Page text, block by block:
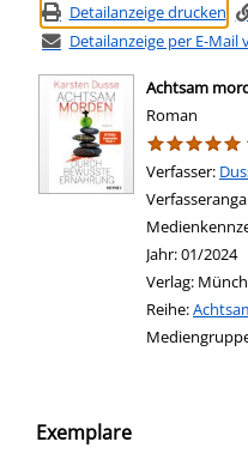
Detailanzeige drucken
Detailanzeige per E-Mail
Achtsam
Roman
Verfasser:
Jahr:01/2024
Verlag:
Reihe:
Exemplare